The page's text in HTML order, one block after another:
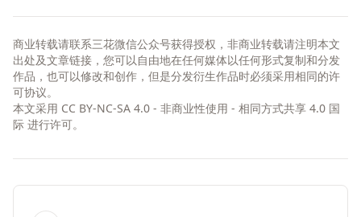
商业转载请联系三花微信公众号获得授权，非商业转载请注明本文
出处及文章链接，您可以自由地在任何媒体以任何形式复制和分发
作品，也可以修改和创作，但是分发衍生作品时必须采用相同的许
可协议。
本文采用 CC BY-NC-SA 4.0 - 非商业性使用 - 相同方式共享 4.0 国
际 进行许可。